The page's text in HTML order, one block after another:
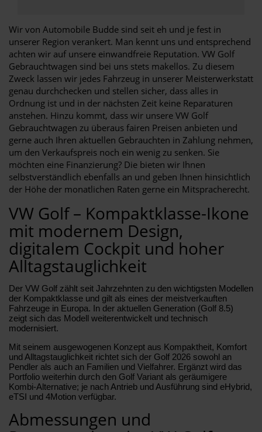
Wir von Automobile Budde sind seit eh und je fest in
unserer Region verankert. Man kennt uns und entsprechend
achten wir auf unsere einwandfreie Reputation. VW Golf
Gebrauchtwagen sind bei uns stets makellos. Zu diesem
Zweck lassen wir jedes Fahrzeug in unserer Meisterwerkstatt
genau durchchecken und stellen sicher, dass alles in
Ordnung ist und in der nächsten Zeit keine Reparaturen
anstehen. Hinzu kommt, dass wir unsere VW Golf
Gebrauchtwagen zu überaus fairen Preisen anbieten und
gerne auch Ihren aktuellen Gebrauchten in Zahlung nehmen,
um den Verkaufspreis noch ein wenig zu senken. Sie
möchten eine Finanzierung? Die bieten wir Ihnen
selbstverständlich ebenfalls an und geben Ihnen hinsichtlich
der Höhe der monatlichen Raten gerne ein Mitspracherecht.
VW Golf – Kompaktklasse-Ikone
mit modernem Design,
digitalem Cockpit und hoher
Alltagstauglichkeit
Der VW Golf zählt seit Jahrzehnten zu den wichtigsten Modellen
der Kompaktklasse und gilt als eines der meistverkauften
Fahrzeuge in Europa. In der aktuellen Generation (Golf 8.5)
zeigt sich das Modell weiterentwickelt und technisch
modernisiert.
Mit seinem ausgewogenen Konzept aus Kompaktheit, Komfort
und Alltagstauglichkeit richtet sich der Golf 2026 sowohl an
Pendler als auch an Familien und Vielfahrer. Ergänzt wird das
Portfolio weiterhin durch den Golf Variant als geräumigere
Kombi-Alternative; je nach Antrieb und Ausführung sind eHybrid,
eTSI und 4Motion verfügbar.
Abmessungen und